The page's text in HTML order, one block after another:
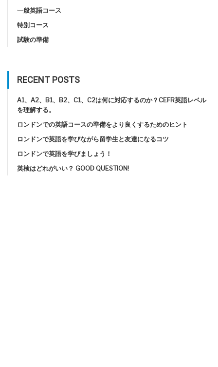
一般英語コース
特別コース
試験の準備
RECENT POSTS
A1、A2、B1、B2、C1、C2は何に対応するのか？CEFR英語レベル
を理解する。
ロンドンでの英語コースの準備をより良くするためのヒント
ロンドンで英語を学びながら留学生と友達になるコツ
ロンドンで英語を学びましょう！
英検はどれがいい？ GOOD QUESTION!